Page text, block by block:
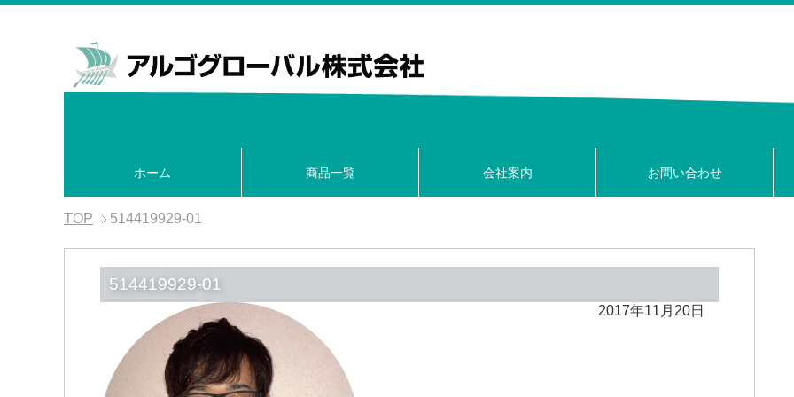
ホーム 商品一覧 会社案内 お問い合わせ
TOP 514419929-01
514419929-01
2017年11月20日